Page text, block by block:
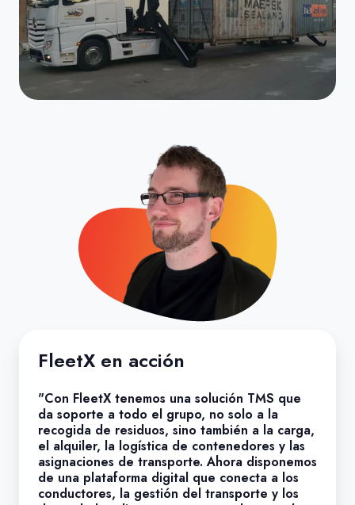
FleetX en acción
"Con FleetX tenemos una solución TMS que
da soporte a todo el grupo, no solo a la
recogida de residuos, sino también a la carga,
el alquiler, la logística de contenedores y las
asignaciones de transporte. Ahora disponemos
de una plataforma digital que conecta a los
conductores, la gestión del transporte y los